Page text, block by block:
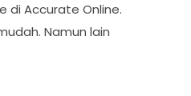
di Accurate Online.
Namun lain